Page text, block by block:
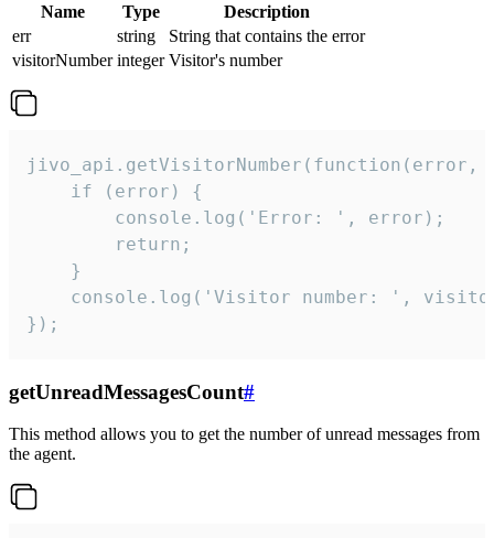
Name Type
Description
err
string
String that contains the error
visitorNumber integer Visitor's number
jivo_api.getVisitorNumber(function(error,
    if (error) {
        console.log('Error: ', error);
        return;
    }
console.log('Visitor number: ',
});
getUnreadMessagesCount#
This method allows you to get the number of unread messages from
the agent.